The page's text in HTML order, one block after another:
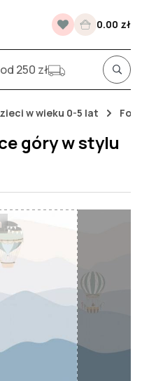
0.00 zł
250 zł
w wieku 0-5 lat
góry w stylu